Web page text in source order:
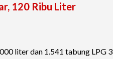
120 Ribu Liter
liter dan 1.541 tabung LPG 3